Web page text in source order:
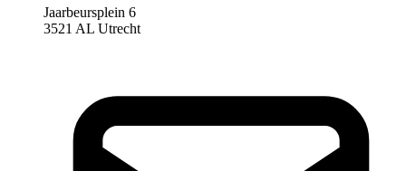
Jaarbeursplein 6
3521 AL Utrecht